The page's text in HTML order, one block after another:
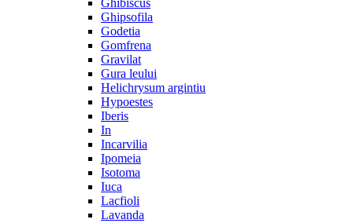
Ghibiscus
Ghipsofila
Godetia
Gomfrena
Gravilat
Gura leului
Helichrysum argintiu
Hypoestes
Iberis
In
Incarvilia
Ipomeia
Isotoma
Iuca
Lacfioli
Lavanda